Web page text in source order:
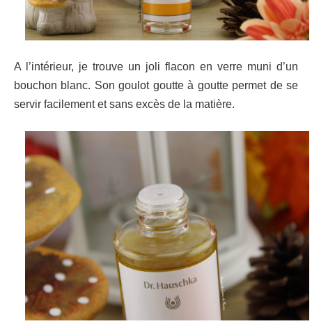
A l’intérieur, je trouve un joli flacon en verre muni d’un
bouchon blanc. Son goulot goutte à goutte permet de se
servir facilement et sans excès de la matière.